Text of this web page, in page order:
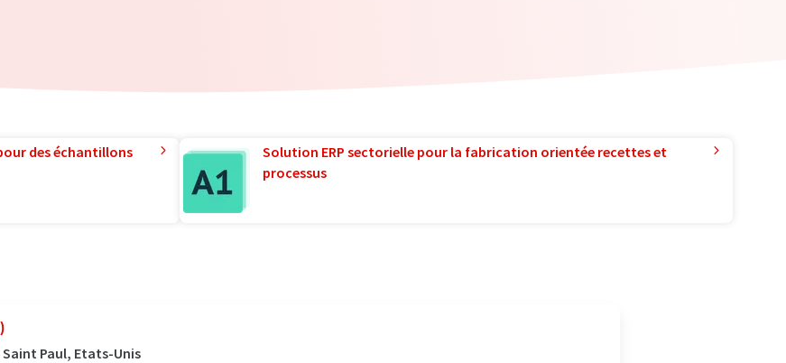
des échantillons
Solution ERP sectorielle pour la fabrication orientée recettes et
processus
Paul, Etats-Unis